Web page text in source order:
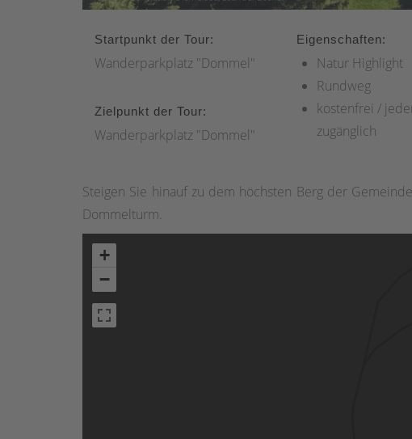
Startpunkt der Tour:
Wanderparkplatz "Dommel"
Zielpunkt der Tour:
Wanderparkplatz "Dommel"
Eigenschaften:
Natur Highlight
Rundweg
kostenfrei /
zugänglich
Steigen Sie hinauf zu dem höchsten Berg der
Dommelturm.
+
−